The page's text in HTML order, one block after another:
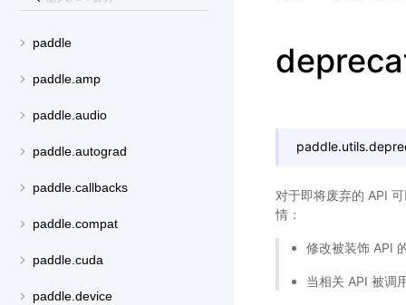
paddle
paddle.amp
paddle.audio
paddle.autograd
paddle.callbacks
paddle.compat
paddle.cuda
paddle.device
paddle.utils.
对于即将废弃的 API
情：
修改被装饰 API
当相关 API 被调